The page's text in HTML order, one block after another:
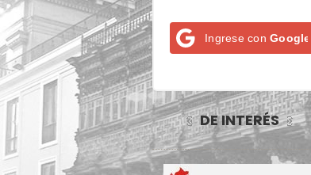
Ingrese con Google
DE INTERÉS